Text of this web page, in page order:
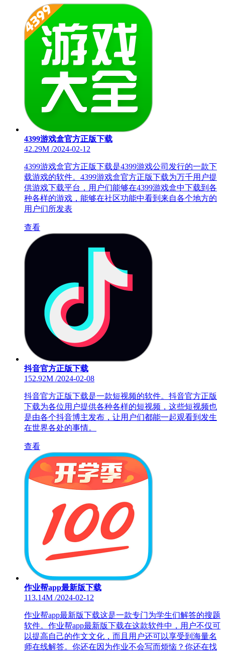
4399游戏盒官方正版下载
42.29M /2024-02-12
4399游戏盒官方正版下载是4399游戏公司发行的一款下
载游戏的软件。4399游戏盒官方正版下载为万千用户提
供游戏下载平台，用户们能够在4399游戏盒中下载到各
种各样的游戏，能够在社区功能中看到来自各个地方的
用户们所发表
查看
抖音官方正版下载
152.92M /2024-02-08
抖音官方正版下载是一款短视频的软件。抖音官方正版
下载为各位用户提供各种各样的短视频，这些短视频也
是由各个抖音博主发布，让用户们都能一起观看到发生
在世界各处的事情。
查看
作业帮app最新版下载
113.14M /2024-02-12
作业帮app最新版下载这是一款专门为学生们解答的搜题
软件。作业帮app最新版下载在这款软件中，用户不仅可
以提高自己的作文文化，而且用户还可以享受到海量名
师在线解答。你还在因为作业不会写而烦恼？你还在找